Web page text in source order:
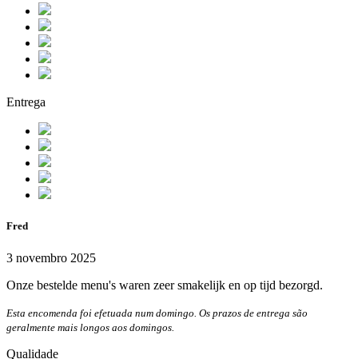
Entrega
Fred
3 novembro 2025
Onze bestelde menu's waren zeer smakelijk en op tijd bezorgd.
Esta encomenda foi efetuada num domingo. Os prazos de entrega são
geralmente mais longos aos domingos.
Qualidade